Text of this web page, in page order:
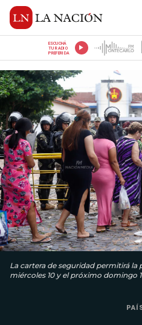
ESCUCHÁ
TU RADIO
PREFERIDA
La cartera de seguridad permitirá la
miércoles 10 y el próximo domingo